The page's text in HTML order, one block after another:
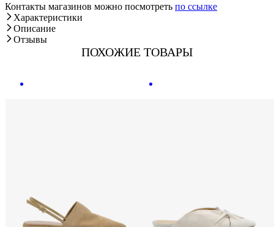
Контакты магазинов можно посмотреть по ссылке
Характеристики
Описание
Отзывы
ПОХОЖИЕ ТОВАРЫ